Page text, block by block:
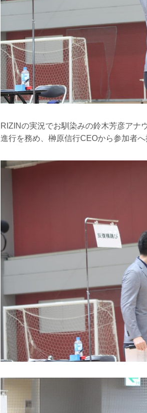
RIZINの実況でお馴染みの鈴木芳彦アナ
進行を務め、榊原信行CEOから参加者へ